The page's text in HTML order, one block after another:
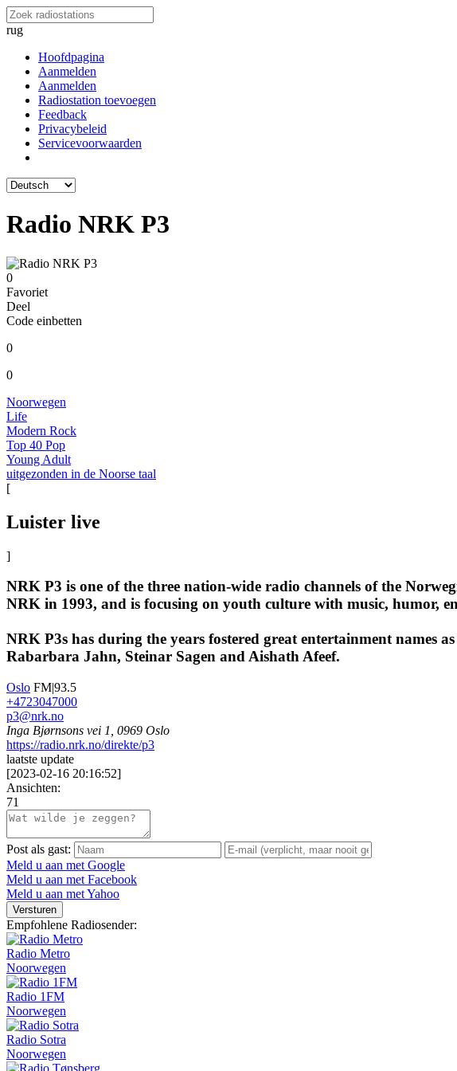
rug
Hoofdpagina
Aanmelden
Aanmelden
Radiostation toevoegen
Feedback
Privacybeleid
Servicevoorwaarden
Radio NRK P3
0
Favoriet
Deel
Code einbetten
0
0
Noorwegen
Life
Modern Rock
Top 40 Pop
Young Adult
uitgezonden in de Noorse taal
[
Luister live
]
NRK P3 is one of the three nation-wide radio channels of the
NRK in 1993, and is focusing on youth culture with music, humor,
NRK P3s has during the years fostered great entertainment names
Rabarbara Jahn, Steinar Sagen and Aishath Afeef.
Oslo FM|93.5
+4723047000
p3@nrk.no
Inga Bjørnsons vei 1, 0969 Oslo
https://radio.nrk.no/direkte/p3
laatste update
[2023-02-16 20:16:52]
Ansichten:
71
Post als gast:
Meld u aan met Google
Meld u aan met Facebook
Meld u aan met Yahoo
Versturen
Empfohlene Radiosender:
Radio Metro
Noorwegen
Radio 1FM
Noorwegen
Radio Sotra
Noorwegen